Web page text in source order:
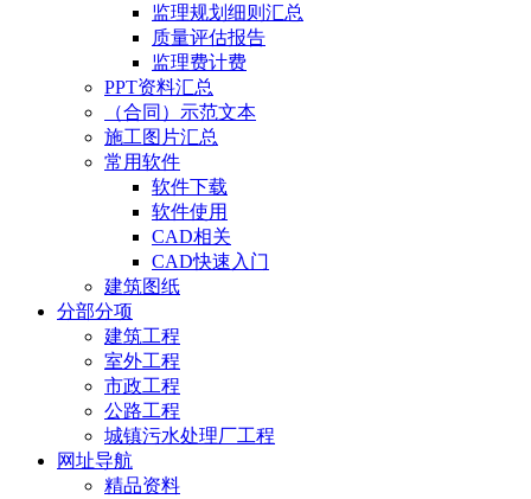
监理规划细则汇总
质量评估报告
监理费计费
PPT资料汇总
（合同）示范文本
施工图片汇总
常用软件
软件下载
软件使用
CAD相关
CAD快速入门
建筑图纸
分部分项
建筑工程
室外工程
市政工程
公路工程
城镇污水处理厂工程
网址导航
精品资料